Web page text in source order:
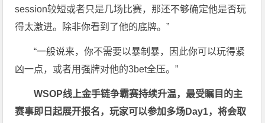
session较短或者只是几场比赛，那还不够确定他是否玩
得太激进。除非你看到了他的底牌。”
“一般说来，你不需要以暴制暴，因此你可以玩得紧
凶一点，或者用强牌对他的3bet全压。”
WSOP线上金手链争霸赛持续升温，最受瞩目的主
赛事即日起展开报名，玩家可以参加多场Day1，将会取